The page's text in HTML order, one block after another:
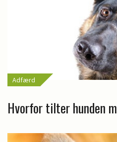
Adfærd
Hvorfor tilter hunden